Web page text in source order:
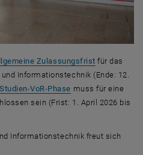
Zulassungsfrist, öffnet in
für das
Informationstechnik (Ende: 12.
Studien-VoR-Phase , öffnet eine
muss für eine
sein (Frist: 1. April 2026 bis
Informationstechnik freut sich